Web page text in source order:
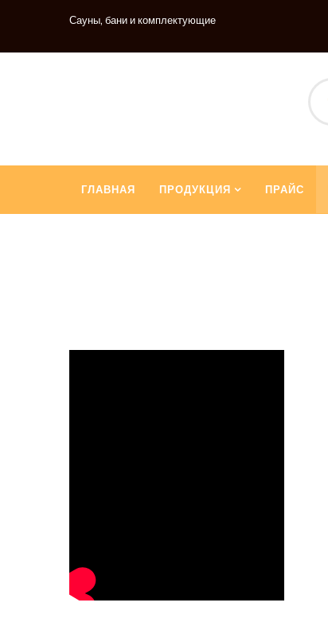
Сауны, бани и комплектующие
ГЛАВНАЯ ПРОДУКЦИЯ ПРАЙС